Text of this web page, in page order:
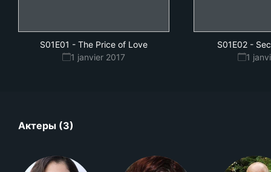
S01E01 - The Price of Love
1 janvier 2017
S01E02-
1
Актеры (3)